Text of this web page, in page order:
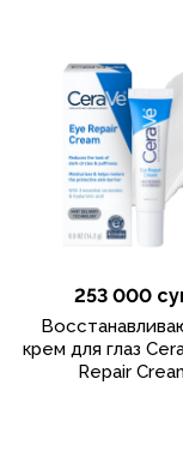
253 000
крем для глаз
Repair